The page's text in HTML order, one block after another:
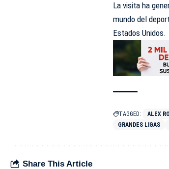
La visita ha
mundo del
Estados Unidos.
TAGGED: ALEX
GRANDES LIGAS
Share This Article